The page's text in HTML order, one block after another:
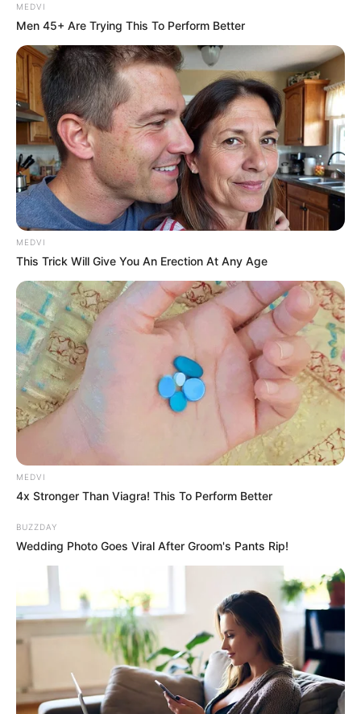
MEDVI
Men 45+ Are Trying This To Perform Better
MEDVI
This Trick Will Give You An Erection At Any Age
MEDVI
4x Stronger Than Viagra! This To Perform Better
BUZZDAY
Wedding Photo Goes Viral After Groom's Pants Rip!